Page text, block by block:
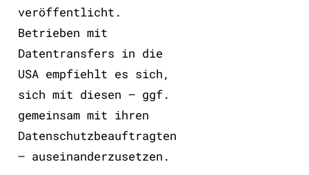
veröffentlicht.
Betrieben mit
Datentransfers in die
USA empfiehlt es sich,
sich mit diesen – ggf.
gemeinsam mit ihren
Datenschutzbeauftragten
– auseinanderzusetzen.